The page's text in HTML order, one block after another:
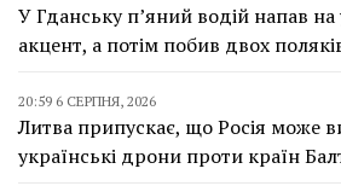
У Гданську п’яний водій напав на
акцент, а потім побив двох
20:59 6 СЕРПНЯ, 2026
Литва припускає, що Росія може
українські дрони проти країн